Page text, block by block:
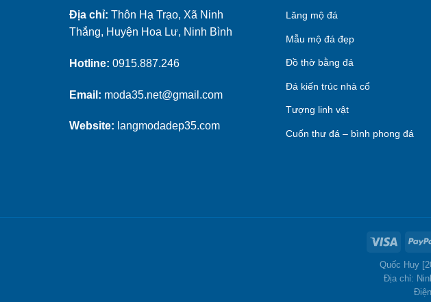
Địa chỉ: Thôn Hạ Trạo, Xã Ninh
Thắng, Huyện Hoa Lư, Ninh Bình
Hotline: 0915.887.246
Email: moda35.net@gmail.com
Website: langmodadep35.com
Lăng mộ đá
Mẫu mộ đá đẹp
Đồ thờ bằng đá
Đá kiến trúc nhà cổ
Tượng linh vật
Cuốn thư đá – bình phong đá
Quốc Huy
Địa chỉ: